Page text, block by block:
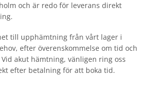
och är redo för leverans direkt
till upphämtning från vårt lager i
efter överenskommelse om tid och
akut hämtning, vänligen ring oss
efter betalning för att boka tid.